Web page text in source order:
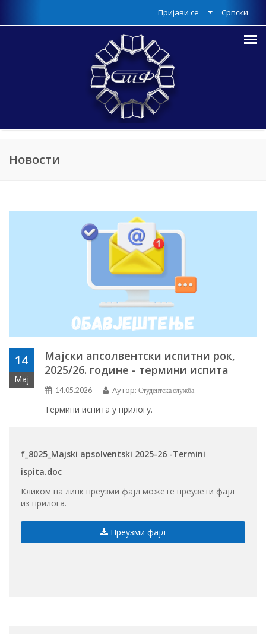
Српски
Пријави се
Новости
14
Мај
Мајски апсолвентски испитни рок,
2025/26. године - термини испита
14.05.2026 Аутор: Студентска служба
Термини испита у прилогу.
f_8025_Majski apsolventski 2025-26 -Termini
ispita.doc
Кликом на линк преузми фајл можете преузети фајл
из прилога.
Преузми фајл